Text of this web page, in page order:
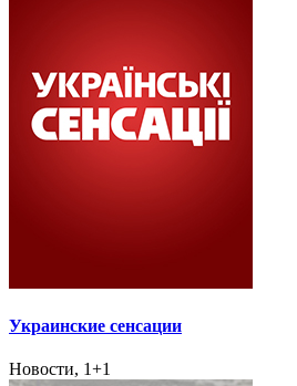
Украинские сенсации
Новости, 1+1